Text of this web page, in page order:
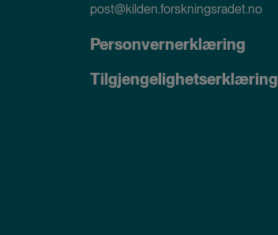
post@kilden.forskningsradet.no
Personvernerklæring
Tilgjengelighetserklæring